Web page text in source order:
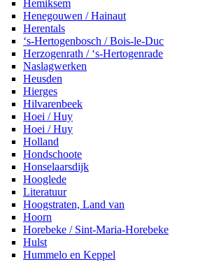
Hemiksem
Henegouwen / Hainaut
Herentals
‘s-Hertogenbosch / Bois-le-Duc
Herzogenrath / ‘s-Hertogenrade
Naslagwerken
Heusden
Hierges
Hilvarenbeek
Hoei / Huy
Hoei / Huy
Holland
Hondschoote
Honselaarsdijk
Hooglede
Literatuur
Hoogstraten, Land van
Hoorn
Horebeke / Sint-Maria-Horebeke
Hulst
Hummelo en Keppel